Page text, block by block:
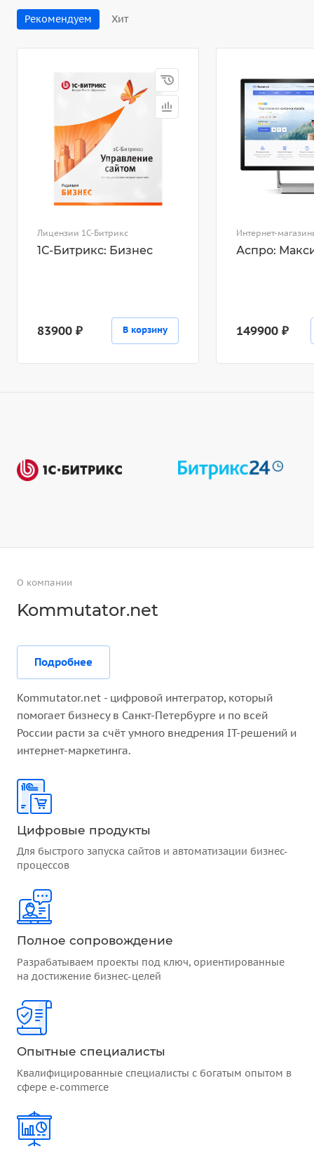
Рекомендуем Хит
Лицензии 1С-Битрикс
1С-Битрикс: Бизнес
83900 ₽ В корзину
Интернет-
Аспро:
149900 ₽
О компании
Kommutator.net
Подробнее
Kommutator.net - цифровой интегратор, который
помогает бизнесу в Санкт-Петербурге и по всей
России расти за счёт умного внедрения IT-решений и
интернет-маркетинга.
Цифровые продукты
Для быстрого запуска сайтов и автоматизации бизнес-
процессов
Полное сопровождение
Разрабатываем проекты под ключ, ориентированные
на достижение бизнес-целей
Опытные специалисты
Квалифицированные специалисты с богатым опытом в
сфере e-commerce